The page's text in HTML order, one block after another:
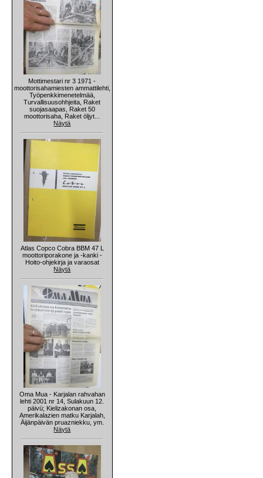
Mottimestari nr 3 1971 -
moottorisahamiesten ammattilehti,
Työpenkkimenetelmää,
Turvallisuusohhjeita, Raket
suojasaapas, Raket 50
moottorisaha, Raket öljyt...
Näytä
Atlas Copco Cobra BBM 47 L
moottoriporakone ja -kanki -
Hoito-ohjekirja ja varaosat
Näytä
Oma Mua - Karjalan rahvahan
lehti 2001 nr 14, Sulakuun 12.
päivü; Kielizakonan osa,
Amerikalazien matku Karjalah,
Äijänpäivän pruazniekku, ym.
Näytä